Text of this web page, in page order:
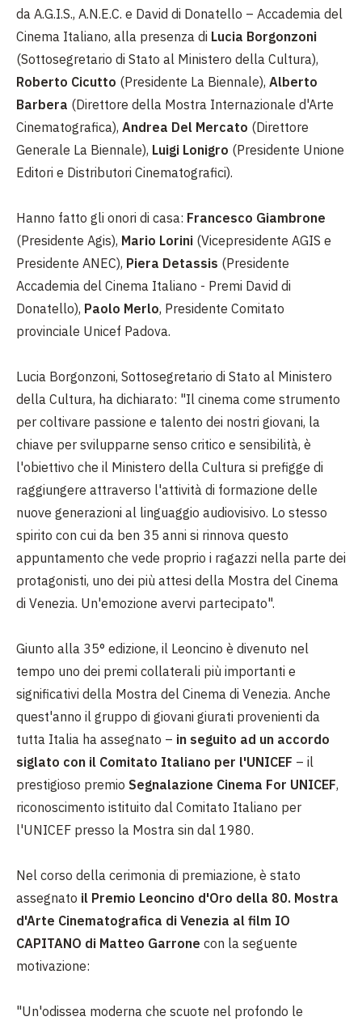
da A.G.I.S., A.N.E.C. e David di Donatello – Accademia del
Cinema Italiano, alla presenza di Lucia Borgonzoni
(Sottosegretario di Stato al Ministero della Cultura),
Roberto Cicutto (Presidente La Biennale), Alberto
Barbera (Direttore della Mostra Internazionale d'Arte
Cinematografica), Andrea Del Mercato (Direttore
Generale La Biennale), Luigi Lonigro (Presidente Unione
Editori e Distributori Cinematografici).
Hanno fatto gli onori di casa: Francesco Giambrone
(Presidente Agis), Mario Lorini (Vicepresidente AGIS e
Presidente ANEC), Piera Detassis (Presidente
Accademia del Cinema Italiano - Premi David di
Donatello), Paolo Merlo, Presidente Comitato
provinciale Unicef Padova.
Lucia Borgonzoni, Sottosegretario di Stato al Ministero
della Cultura, ha dichiarato: "Il cinema come strumento
per coltivare passione e talento dei nostri giovani, la
chiave per svilupparne senso critico e sensibilità, è
l'obiettivo che il Ministero della Cultura si prefigge di
raggiungere attraverso l'attività di formazione delle
nuove generazioni al linguaggio audiovisivo. Lo stesso
spirito con cui da ben 35 anni si rinnova questo
appuntamento che vede proprio i ragazzi nella parte dei
protagonisti, uno dei più attesi della Mostra del Cinema
di Venezia. Un'emozione avervi partecipato".
Giunto alla 35° edizione, il Leoncino è divenuto nel
tempo uno dei premi collaterali più importanti e
significativi della Mostra del Cinema di Venezia. Anche
quest'anno il gruppo di giovani giurati provenienti da
tutta Italia ha assegnato – in seguito ad un accordo
siglato con il Comitato Italiano per l'UNICEF – il
prestigioso premio Segnalazione Cinema For UNICEF,
riconoscimento istituito dal Comitato Italiano per
l'UNICEF presso la Mostra sin dal 1980.
Nel corso della cerimonia di premiazione, è stato
assegnato il Premio Leoncino d'Oro della 80. Mostra
d'Arte Cinematografica di Venezia al film IO
CAPITANO di Matteo Garrone con la seguente
motivazione:
"Un'odissea moderna che scuote nel profondo le